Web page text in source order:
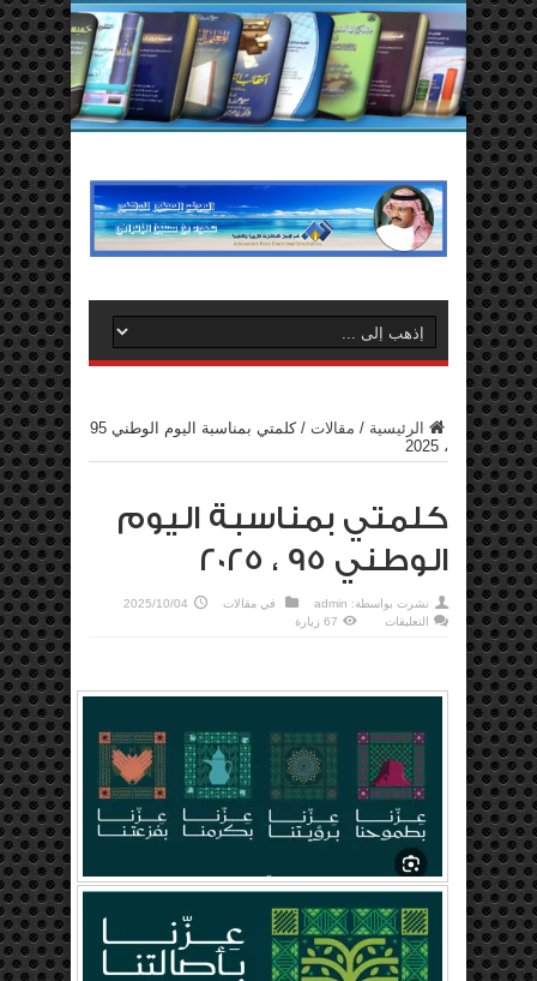
الرئيسية / مقالات /
كلمتي بمناسبة اليوم الوطني 95
، 2025
كلمتي بمناسبة اليوم
الوطني 95 ، 2025
نشرت بواسطة: admin في مقالات
2025/10/04
التعليقات
،
67 زيارة